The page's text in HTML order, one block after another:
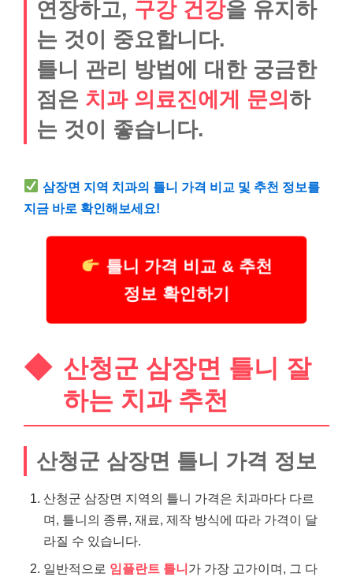
연장하고, 구강 건강을 유지하
는 것이 중요합니다.
틀니 관리 방법에 대한 궁금한
점은 치과 의료진에게 문의 하
는 것이 좋습니다.
삼장면 지역 치과의 틀니 가격 비교 및 추천 정보를
지금 바로 확인해보세요!
틀니 가격 비교 & 추천
정보 확인하기
산청군 삼장면 틀니 잘
하는 치과 추천
산청군 삼장면 틀니 가격 정보
산청군 삼장면 지역의 틀니 가격은 치과마다 다르
며, 틀니의 종류, 재료, 제작 방식에 따라 가격이 달
라질 수 있습니다.
일반적으로 임플란트 틀니가 가장 고가이며, 그 다